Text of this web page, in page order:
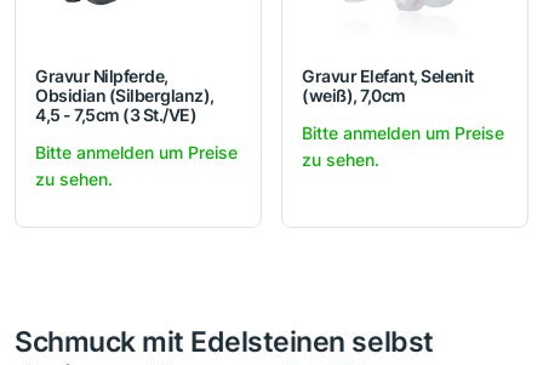
Gravur Nilpferde,
Obsidian (Silberglanz),
4,5 - 7,5cm (3 St./VE)
Bitte anmelden um Preise
zu sehen.
Gravur Elefant, Selenit
(weiß), 7,0cm
Bitte anmelden um Preise
zu sehen.
Schmuck mit Edelsteinen selbst